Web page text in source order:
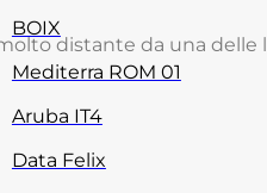
BOIX
Mediterra ROM 01
Aruba IT4
Data Felix
distante da una